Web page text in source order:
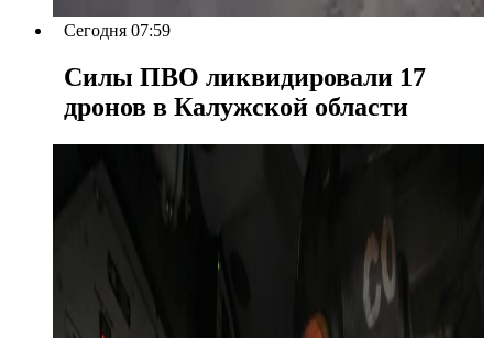
Сегодня 07:59
Силы ПВО ликвидировали 17
дронов в Калужской области